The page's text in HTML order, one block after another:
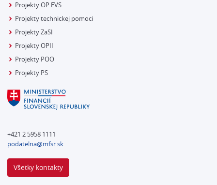
Projekty OP EVS
Projekty technickej pomoci
Projekty ZaSI
Projekty OPII
Projekty POO
Projekty PS
+421 2 5958 1111
podatelna@mfsr.sk
Všetky kontakty